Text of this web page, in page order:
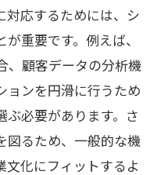
対応するためには、シ
重要です。例えば、
、顧客データの分析機
ョンを円滑に行うため
ぶ必要があります。さ
図るため、一般的な機
文化にフィットするよ